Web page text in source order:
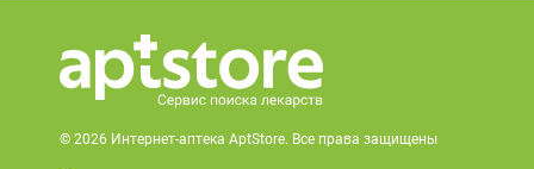
© 2026 Интернет-аптека AptStore. Все права защищены